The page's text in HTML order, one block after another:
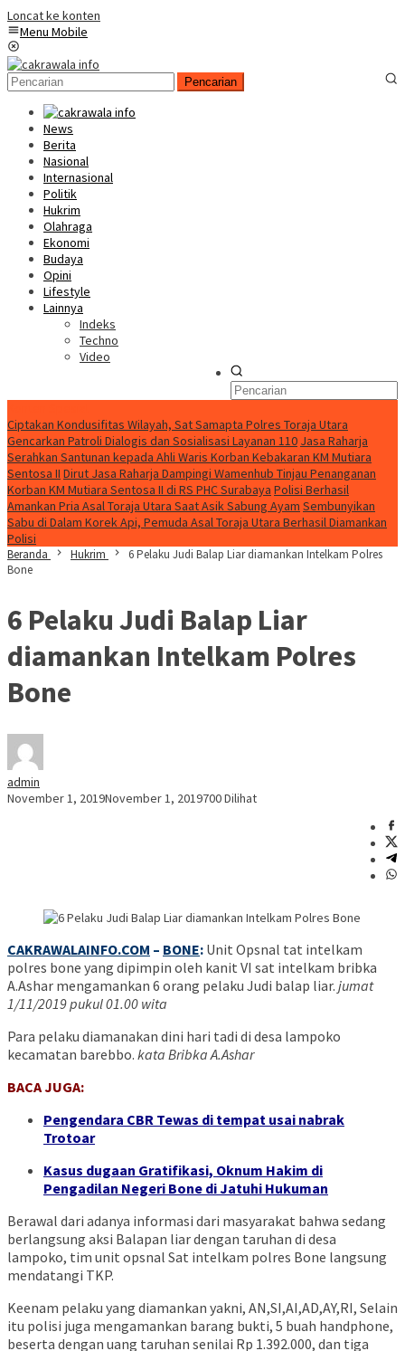
Loncat ke konten
Menu Mobile
Pencarian
News
Berita
Nasional
Internasional
Politik
Hukrim
Olahraga
Ekonomi
Budaya
Opini
Lifestyle
Lainnya
Indeks
Techno
Video
Ciptakan Kondusifitas Wilayah, Sat Samapta Polres Toraja Utara
Gencarkan Patroli Dialogis dan Sosialisasi Layanan 110 Jasa Raharja
Serahkan Santunan kepada Ahli Waris Korban Kebakaran KM Mutiara
Sentosa II Dirut Jasa Raharja Dampingi Wamenhub Tinjau Penanganan
Korban KM Mutiara Sentosa II di RS PHC Surabaya Polisi Berhasil
Amankan Pria Asal Toraja Utara Saat Asik Sabung Ayam Sembunyikan
Sabu di Dalam Korek Api, Pemuda Asal Toraja Utara Berhasil Diamankan
Polisi
Beranda Hukrim
6 Pelaku Judi Balap Liar diamankan Intelkam Polres
Bone
6 Pelaku Judi Balap Liar
diamankan Intelkam Polres
Bone
admin
November 1, 2019November 1, 2019700 Dilihat
CAKRAWALAINFO.COM – BONE: Unit Opsnal tat intelkam
polres bone yang dipimpin oleh kanit VI sat intelkam bribka
A.Ashar mengamankan 6 orang pelaku Judi balap liar. jumat
1/11/2019 pukul 01.00 wita
Para pelaku diamanakan dini hari tadi di desa lampoko
kecamatan barebbo. kata Bribka A.Ashar
BACA JUGA:
Pengendara CBR Tewas di tempat usai nabrak
Trotoar
Kasus dugaan Gratifikasi, Oknum Hakim di
Pengadilan Negeri Bone di Jatuhi Hukuman
Berawal dari adanya informasi dari masyarakat bahwa sedang
berlangsung aksi Balapan liar dengan taruhan di desa
lampoko, tim unit opsnal Sat intelkam polres Bone langsung
mendatangi TKP.
Keenam pelaku yang diamankan yakni, AN,SI,AI,AD,AY,RI, Selain
itu polisi juga mengamankan barang bukti, 5 buah handphone,
beserta dengan uang taruhan senilai Rp 1.392.000, dan tiga